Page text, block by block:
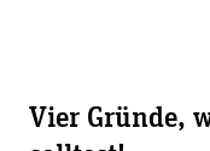
Vier Gründe,